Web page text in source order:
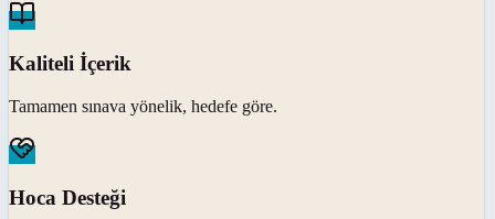
Kaliteli İçerik
Tamamen sınava yönelik, hedefe göre.
Hoca Desteği